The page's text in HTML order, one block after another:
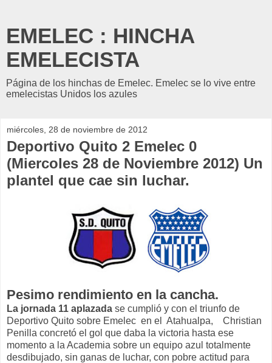
EMELEC : HINCHA
EMELECISTA
Página de los hinchas de Emelec. Emelec se lo vive entre
emelecistas Unidos los azules
miércoles, 28 de noviembre de 2012
Deportivo Quito 2 Emelec 0
(Miercoles 28 de Noviembre 2012) Un
plantel que cae sin luchar.
Pesimo rendimiento en la cancha.
La jornada 11 aplazada se cumplió y con el triunfo de
Deportivo Quito sobre Emelec en el Atahualpa, Christian
Penilla concretó el gol que daba la victoria hasta ese
momento a la Academia sobre un equipo azul totalmente
desdibujado, sin ganas de luchar, con pobre actitud para